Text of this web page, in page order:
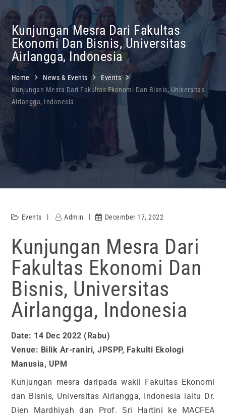
Kunjungan Mesra Dari Fakultas
Ekonomi Dan Bisnis, Universitas
Airlangga, Indonesia
Home News & Events
Events
Kunjungan Mesra Dari Fakultas Ekonomi Dan Bisnis, Universitas
Airlangga, Indonesia
Events Admin December 17, 2022
Kunjungan Mesra Dari
Fakultas Ekonomi Dan
Bisnis, Universitas
Airlangga, Indonesia
Date: 14 Dec 2022 (Rabu)
Venue: Bilik Ar-raniri, JPSPP, Fakulti Ekologi
Manusia, UPM
Kunjungan mesra daripada wakil Fakultas Ekonomi
dan Bisnis, Universitas Airlangga, Indonesia iaitu Dr.
Dien Mardhiyah dan Prof. Sri Hartini ke MACFEA